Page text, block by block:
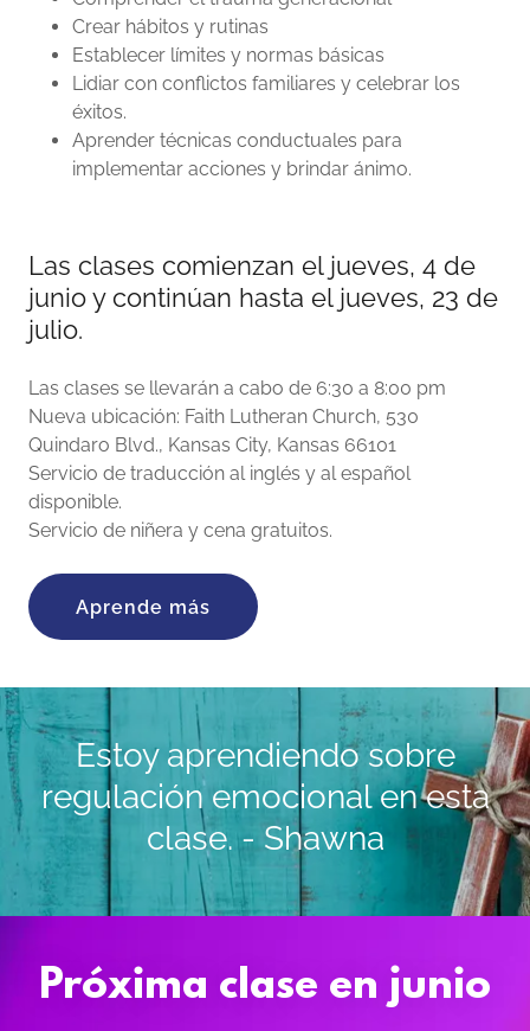
Crear hábitos y rutinas
Establecer límites y normas básicas
Lidiar con conflictos familiares y celebrar los
éxitos.
Aprender técnicas conductuales para
implementar acciones y brindar ánimo.
Las clases comienzan el jueves, 4 de
junio y continúan hasta el jueves, 23 de
julio.
Las clases se llevarán a cabo de 6:30 a 8:00 pm
Nueva ubicación: Faith Lutheran Church, 530
Quindaro Blvd., Kansas City, Kansas 66101
Servicio de traducción al inglés y al español
disponible.
Servicio de niñera y cena gratuitos.
Aprende más
Estoy aprendiendo sobre
regulación emocional en esta
clase. - Shawna
Próxima clase en junio